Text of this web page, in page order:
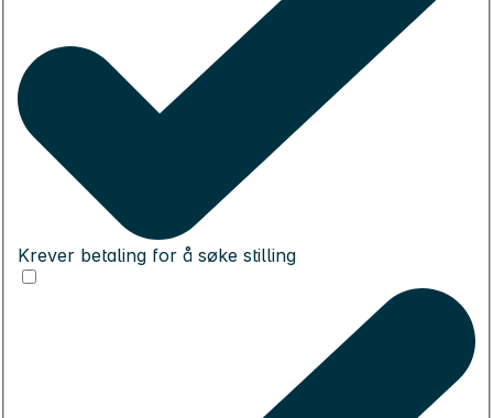
Krever betaling for å søke stilling